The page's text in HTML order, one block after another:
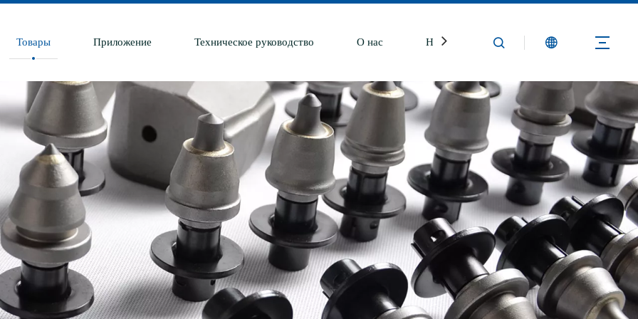
Товары Приложение Техническое руководство О нас Новости Свяжитесь с нами